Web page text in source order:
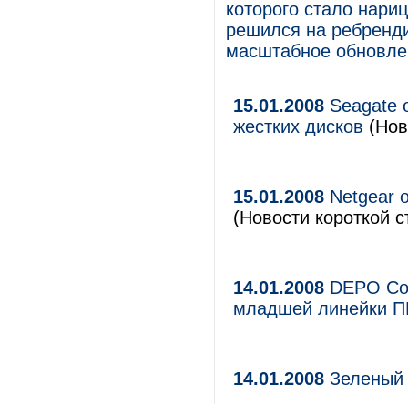
которого стало
решился на
масштабное
15.01.2008 Seagate
жестких дисков
15.01.2008 Netgear
(Новости короткой
14.01.2008 DEPO
младшей линейки
14.01.2008 Зеленый